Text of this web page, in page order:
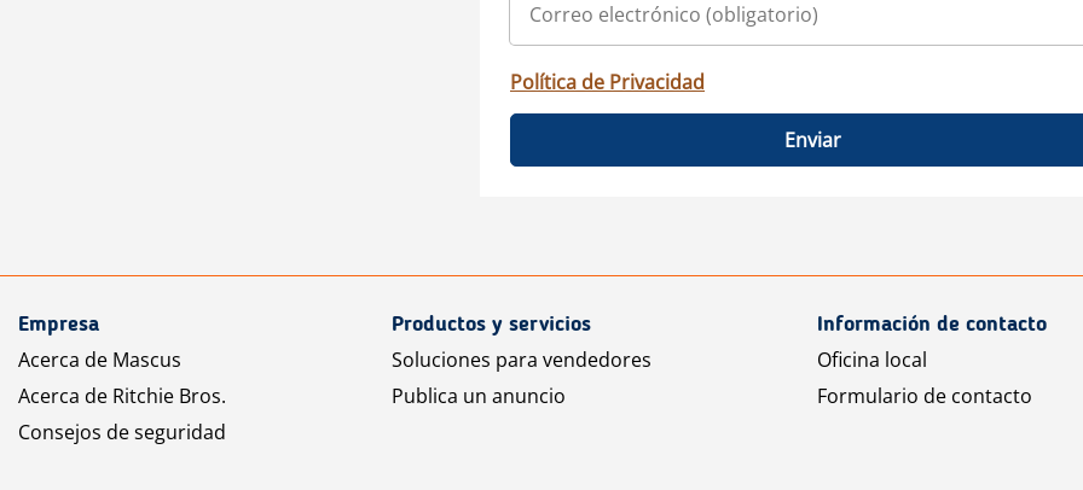
Política de Privacidad
Enviar
Empresa
Acerca de Mascus
Acerca de Ritchie Bros.
Consejos de seguridad
Productos y servicios
Soluciones para vendedores
Publica un anuncio
Información de contacto
Oficina local
Formulario de contacto